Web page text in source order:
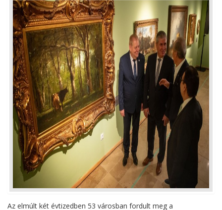
Az elmúlt két évtizedben 53 városban fordult meg a